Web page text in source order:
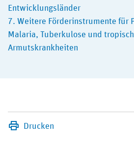
Entwicklungsländer
7. Weitere Förderinstrumente für
Malaria, Tuberkulose und
Armutskrankheiten
Drucken